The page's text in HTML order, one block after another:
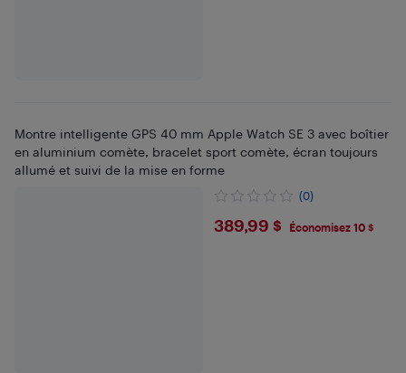
Montre intelligente GPS 40 mm Apple Watch SE 3 avec boîtier
en aluminium comète, bracelet sport comète, écran toujours
allumé et suivi de la mise en forme
(0)
$389.99
389,99 $ Économisez 10 $